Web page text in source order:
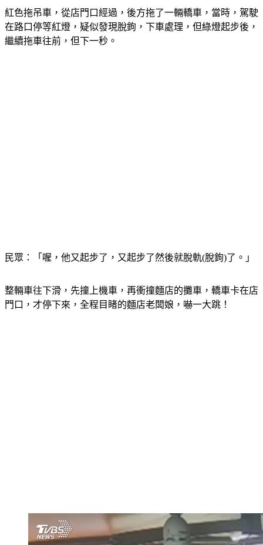
紅色拖吊車，從店門口經過，後方拖了一輛轎車，當時，駕駛
在路口停等紅燈，疑似發現脫鉤，下車處理，但綠燈起步後，
繼續拖車往前，但下一秒。
民眾：「喔，他又起步了，又起步了然後就脫軌(脫鉤)了。」
整輛車往下滑，先撞上機車，再衝撞麵店的攤車，轎車卡在店
門口，才停下來，全程目睹的麵店老闆娘，嚇一大跳！